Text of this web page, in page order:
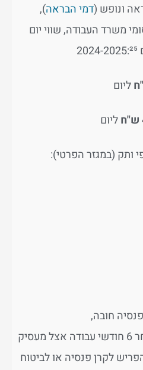
ונופש (דמי הבראה),
ופרסומי משרד העבודה, שווי יום
ליום
ליום
ותק (במגזר הפרטי):
חובה,
התשס"ח–2008, לאחר 6 חודשי עבודה אצל מעסיק
לקרן פנסיה או לביטוח